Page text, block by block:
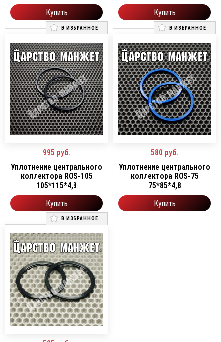
Купить
Купить
В ИЗБРАННОЕ
995 руб.
Уплотнение центрального
коллектора ROS-105
105*115*4,8
Купить
В ИЗБРАННОЕ
580 руб.
Уплотнение центрального
коллектора ROS-75
75*85*4,8
Купить
В ИЗБРАННОЕ